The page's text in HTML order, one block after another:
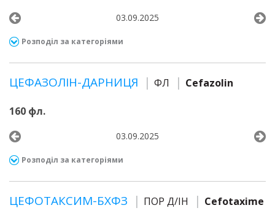
03.09.2025
Розподіл за категоріями
ЦЕФАЗОЛІН-ДАРНИЦЯ ФЛ Cefazolin
160 фл.
03.09.2025
Розподіл за категоріями
ЦЕФОТАКСИМ-БХФЗ ПОР Д/ІН Cefotaxime